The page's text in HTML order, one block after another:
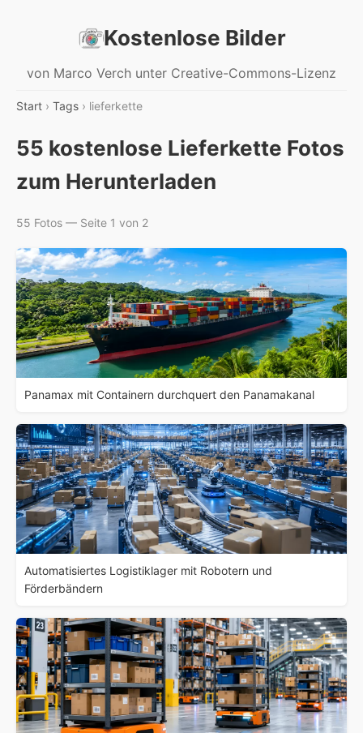
Kostenlose Bilder
von Marco Verch unter Creative-Commons-Lizenz
Start › Tags › lieferkette
55 kostenlose Lieferkette Fotos
zum Herunterladen
55 Fotos — Seite 1 von 2
Panamax mit Containern durchquert den Panamakanal
Automatisiertes Logistiklager mit Robotern und
Förderbändern